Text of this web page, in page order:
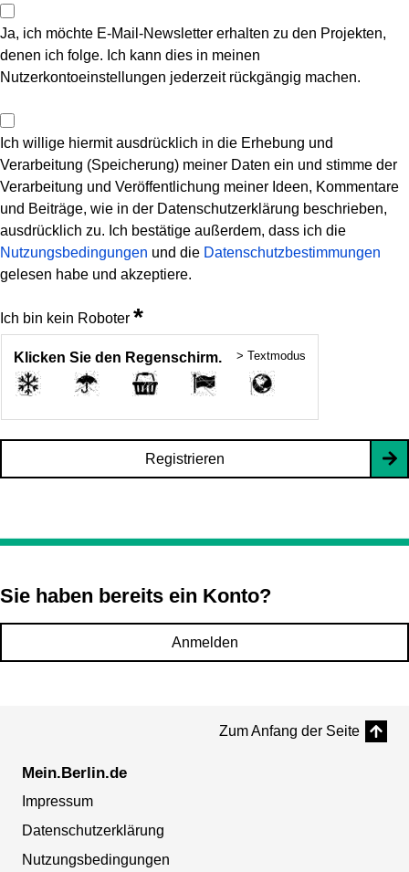
Ja, ich möchte E-Mail-Newsletter erhalten zu den Projekten,
denen ich folge. Ich kann dies in meinen
Nutzerkontoeinstellungen jederzeit rückgängig machen.
Ich willige hiermit ausdrücklich in die Erhebung und
Verarbeitung (Speicherung) meiner Daten ein und stimme der
Verarbeitung und Veröffentlichung meiner Ideen, Kommentare
und Beiträge, wie in der Datenschutzerklärung beschrieben,
ausdrücklich zu. Ich bestätige außerdem, dass ich die
Nutzungsbedingungen und die Datenschutzbestimmungen
gelesen habe und akzeptiere.
Ich bin kein Roboter *
Klicken Sie den Regenschirm. > Textmodus
Registrieren
Sie haben bereits ein Konto?
Anmelden
Zum Anfang der Seite
Mein.Berlin.de
Impressum
Datenschutzerklärung
Nutzungsbedingungen